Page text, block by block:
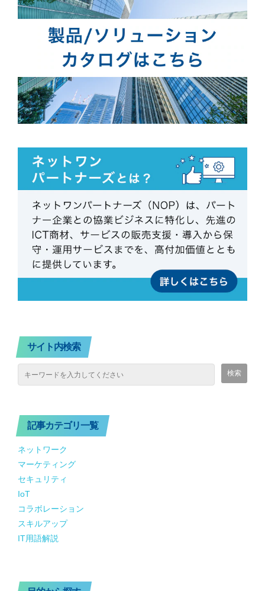
サイト内検索
記事カテゴリ一覧
ネットワーク
マーケティング
セキュリティ
IoT
コラボレーション
スキルアップ
IT用語解説